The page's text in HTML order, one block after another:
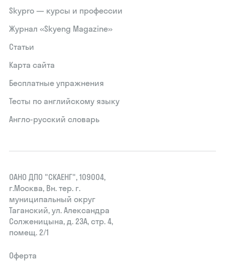
Skypro — курсы и профессии
Журнал «Skyeng Magazine»
Статьи
Карта сайта
Бесплатные упражнения
Тесты по английскому языку
Англо-русский словарь
ОАНО ДПО "СКАЕНГ", 109004,
г.Москва, Вн. тер. г.
муниципальный округ
Таганский, ул. Александра
Солженицына, д. 23А, стр. 4,
помещ. 2/1
Оферта